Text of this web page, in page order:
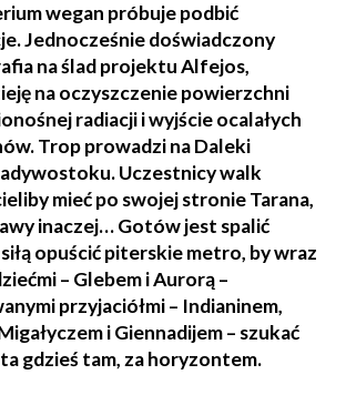
wegan próbuje podbić
Jednocześnie doświadczony
na ślad projektu Alfejos,
na oczyszczenie powierzchni
radiacji i wyjście ocalałych
Trop prowadzi na Daleki
Uczestnicy walk
mieć po swojej stronie Tarana,
inaczej… Gotów jest spalić
opuścić piterskie metro, by wraz
– Glebem i Aurorą –
przyjaciółmi – Indianinem,
i Giennadijem – szukać
gdzieś tam, za horyzontem.